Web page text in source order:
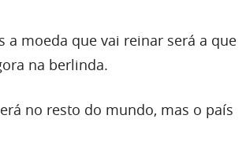
a moeda que vai reinar será a que
na berlinda.
no resto do mundo, mas o país